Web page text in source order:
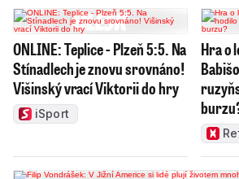
ONLINE: Teplice - Plzeň 5:5. Na
Stínadlech je znovu srovnáno!
Višinský vrací Viktorii do hry
iSport
Hra o